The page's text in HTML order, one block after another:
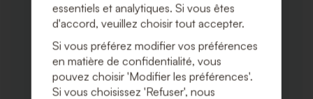
essentiels et analytiques. Si vous êtes
d'accord, veuillez choisir tout accepter.
Si vous préférez modifier vos préférences
en matière de confidentialité, vous
pouvez choisir 'Modifier les préférences'.
Si vous choisissez 'Refuser', nous